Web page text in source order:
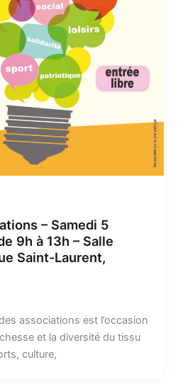
– Samedi 5
9h à 13h – Salle
Saint-Laurent,
associations est l’occasion
et la diversité du tissu
culture,